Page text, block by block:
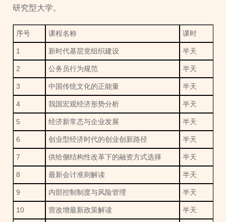
研究型大学。
序号 课程名称 课时
1 新时代基层党组织建设 半天
2 公务员行为规范 半天
3 中国传统文化的正能量 半天
4 我国宏观经济形势分析 半天
5 经济新常态与企业发展 半天
6 创业型经济时代的创业创新路径 半天
7 供给侧结构性改革下的融资方式选择 半天
8 最新会计准则解读 半天
9 内部控制制度与风险管理 半天
10 营改增最新政策解读 半天